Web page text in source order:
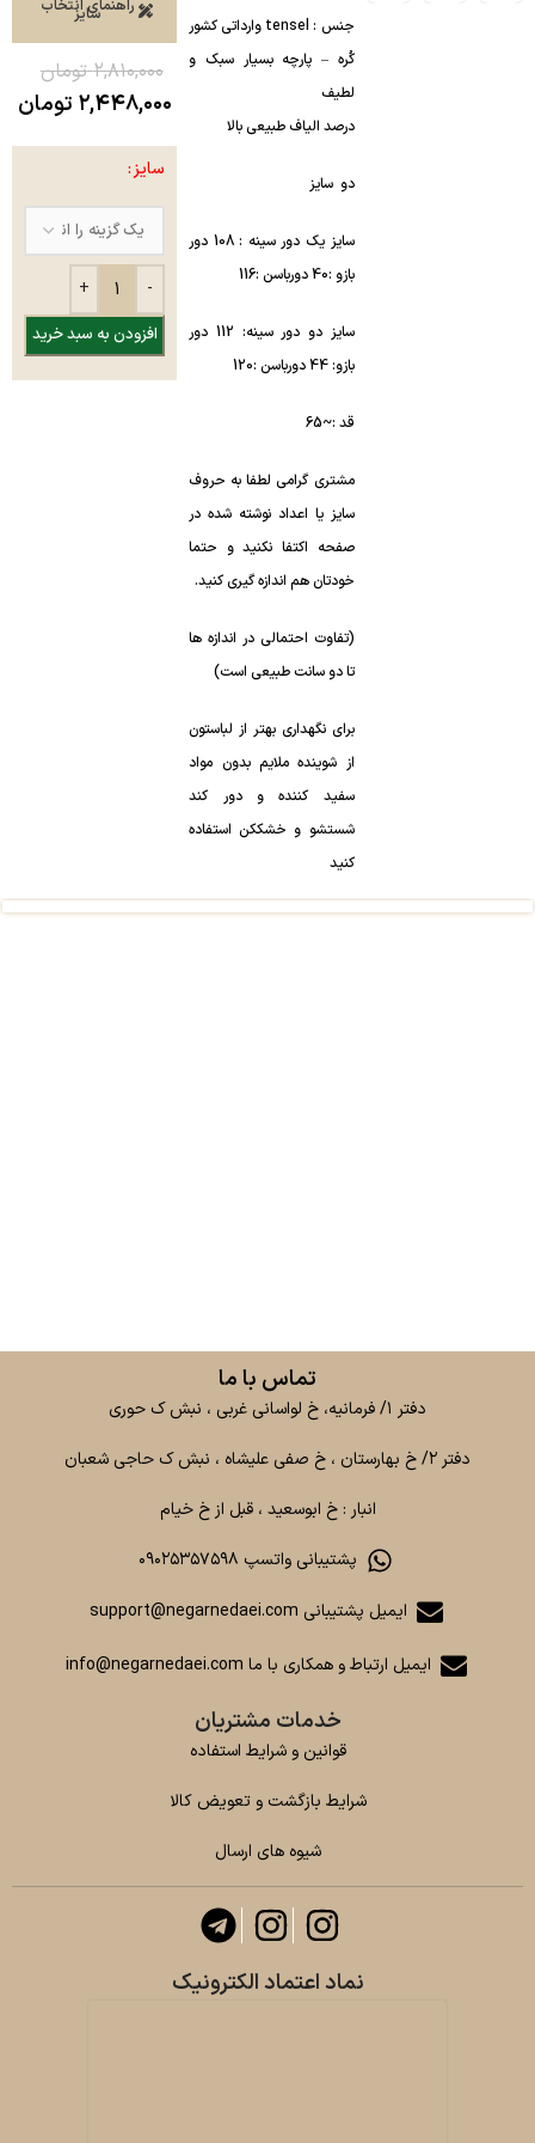
جنس : tensel وارداتی کشور
کُره – پارچه بسیار سبک و
لطیف
درصد الیاف طبیعی بالا
دو سایز
سایز یک دور سینه : 108 دور
بازو :40 دورباسن :116
سایز دو دور سینه: 112 دور
بازو: 44 دورباسن :120
قد :~65
مشتری گرامی لطفا به حروف
سایز یا اعداد نوشته شده در
صفحه اکتفا نکنید و حتما
خودتان هم اندازه گیری کنید.
(تفاوت احتمالی در اندازه ها
تا دو سانت طبیعی است)
برای نگهداری بهتر از لباستون
از شوینده ملایم بدون مواد
سفید کننده و دور کند
شستشو و خشککن استفاده
کنید
راهنمای انتخاب
سایز
۲,۸۱۰,۰۰۰ تومان
۲,۴۴۸,۰۰۰ تومان
سایز
افزودن به سبد خرید
تماس با ما
دفتر ۱/ فرمانیه، خ لواسانی غربی ، نبش ک حوری
دفتر ۲/ خ بهارستان ، خ صفی علیشاه ، نبش ک حاجی شعبان
انبار : خ ابوسعید ، قبل از خ خیام
پشتیبانی واتسپ ۰۹۰۲۵۳۵۷۵۹۸
ایمیل پشتیبانی support@negarnedaei.com
ایمیل ارتباط و همکاری با ما info@negarnedaei.com
خدمات مشتریان
قوانین و شرایط استفاده
شرایط بازگشت و تعویض کالا
شیوه های ارسال
نماد اعتماد الکترونیک